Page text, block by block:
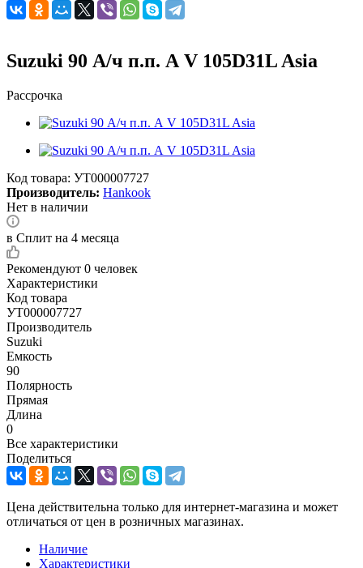
Suzuki 90 А/ч п.п. А V 105D31L Asia
Рассрочка
Код товара: УТ000007727
Производитель: Hankook
Нет в наличии
в Сплит на 4 месяца
Рекомендуют 0 человек
Характеристики
Код товара
УТ000007727
Производитель
Suzuki
Емкость
90
Полярность
Прямая
Длина
0
Все характеристики
Поделиться
Цена действительна только для интернет-магазина и может
отличаться от цен в розничных магазинах.
Наличие
Характеристики